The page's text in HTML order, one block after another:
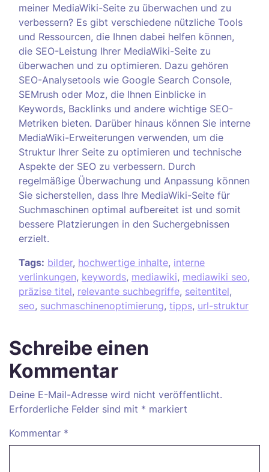
meiner MediaWiki-Seite zu überwachen und zu
verbessern? Es gibt verschiedene nützliche Tools
und Ressourcen, die Ihnen dabei helfen können,
die SEO-Leistung Ihrer MediaWiki-Seite zu
überwachen und zu optimieren. Dazu gehören
SEO-Analysetools wie Google Search Console,
SEMrush oder Moz, die Ihnen Einblicke in
Keywords, Backlinks und andere wichtige SEO-
Metriken bieten. Darüber hinaus können Sie interne
MediaWiki-Erweiterungen verwenden, um die
Struktur Ihrer Seite zu optimieren und technische
Aspekte der SEO zu verbessern. Durch
regelmäßige Überwachung und Anpassung können
Sie sicherstellen, dass Ihre MediaWiki-Seite für
Suchmaschinen optimal aufbereitet ist und somit
bessere Platzierungen in den Suchergebnissen
erzielt.
Tags: bilder, hochwertige inhalte, interne
verlinkungen, keywords, mediawiki, mediawiki seo,
präzise titel, relevante suchbegriffe, seitentitel,
seo, suchmaschinenoptimierung, tipps, url-struktur
Schreibe einen
Kommentar
Deine E-Mail-Adresse wird nicht veröffentlicht.
Erforderliche Felder sind mit * markiert
Kommentar *